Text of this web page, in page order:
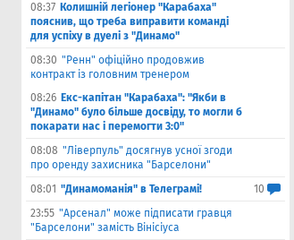
08:37 Колишній легіонер "Карабаха"
пояснив, що треба виправити команді
для успіху в дуелі з "Динамо"
08:30 "Ренн" офіційно продовжив
контракт із головним тренером
08:26 Екс-капітан "Карабаха": "Якби в
"Динамо" було більше досвіду, то могли б
покарати нас і перемогти 3:0"
08:08 "Ліверпуль" досягнув усної згоди
про оренду захисника "Барселони"
08:01 "Динамоманія" в Телеграмі!
10
23:55 "Арсенал" може підписати гравця
"Барселони" замість Вінісіуса